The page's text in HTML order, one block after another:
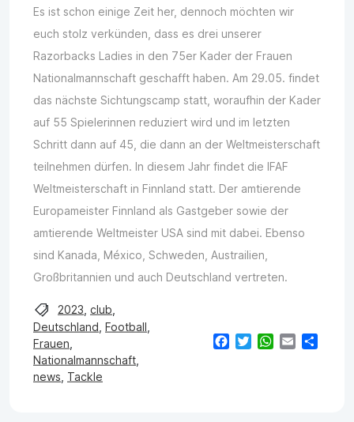
Es ist schon einige Zeit her, dennoch möchten wir
euch stolz verkünden, dass es drei unserer
Razorbacks Ladies in den 75er Kader der Frauen
Nationalmannschaft geschafft haben. Am 29.05. findet
das nächste Sichtungscamp statt, woraufhin der Kader
auf 55 Spielerinnen reduziert wird und im letzten
Schritt dann auf 45, die dann an der Weltmeisterschaft
teilnehmen dürfen. In diesem Jahr findet die IFAF
Weltmeisterschaft in Finnland statt. Der amtierende
Europameister Finnland als Gastgeber sowie der
amtierende Weltmeister USA sind mit dabei. Ebenso
sind Kanada, México, Schweden, Austrailien,
Großbritannien und auch Deutschland vertreten.
2023 club
Deutschland Football
Frauen
Nationalmannschaft
news Tackle
Facebook
TwitterWhatsApp
Email